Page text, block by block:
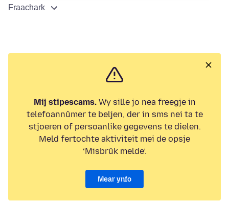
Fraachark
Mij stipescams.Wy sille jo nea freegje in
telefoannûmer te beljen, der in sms nei ta te
stjoeren of persoanlike gegevens te dielen.
Meld fertochte aktiviteit mei de opsje
‘Misbrûk melde’.
Mear ynfo